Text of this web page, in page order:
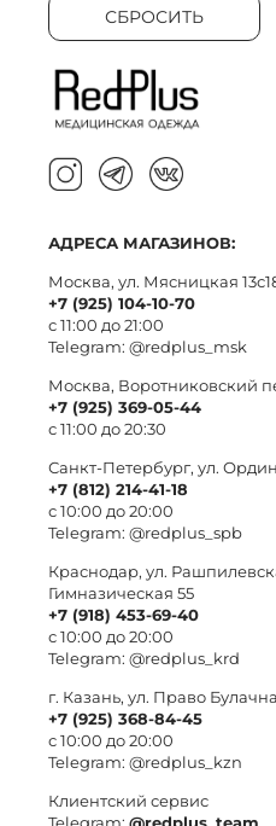
СБРОСИТЬ
АДРЕСА МАГАЗИНОВ:
Москва, ул. Мясницкая
+7 (925) 104-10-70
с 11:00 до 21:00
Telegram: @redplus_msk
Москва, Воротниковский
+7 (925) 369-05-44
с 11:00 до 20:30
Санкт-Петербург, ул.
+7 (812) 214-41-18
с 10:00 до 20:00
Telegram: @redplus_spb
Краснодар, ул.
Гимназическая 55
+7 (918) 453-69-40
с 10:00 до 20:00
Telegram: @redplus_krd
г. Казань, ул. Право
+7 (925) 368-84-45
с 10:00 до 20:00
Telegram: @redplus_kzn
Клиентский сервис